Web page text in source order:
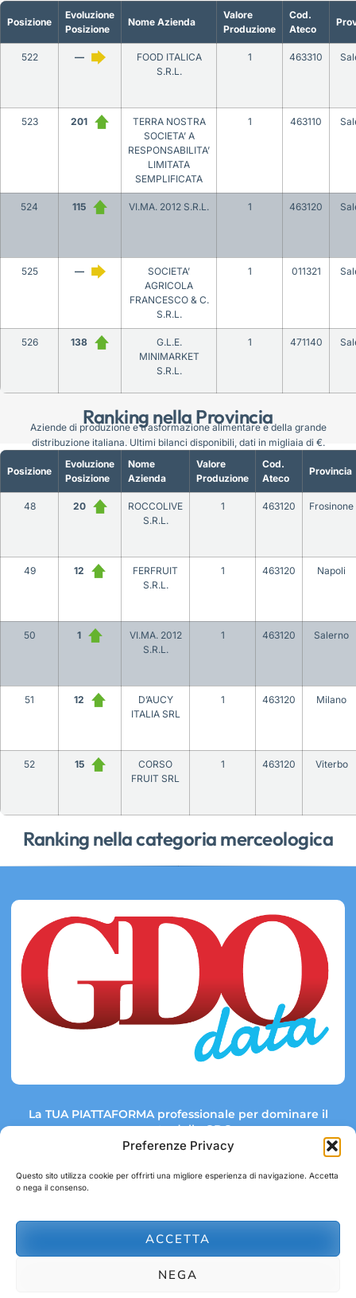
Preferenze Privacy
Questo sito utilizza cookie per offrirti una migliore esperienza di navigazione. Accetta
o nega il consenso.
ACCETTA
NEGA
Ranking nella Provincia
Posizione
Evoluzione
Posizione
Nome Azienda
Valore
Produzione
Cod.
Ateco
522 —
FOOD ITALICA
S.R.L.
1 463310
523 201
TERRA NOSTRA
SOCIETA’ A
RESPONSABILITA’
LIMITATA
SEMPLIFICATA
1 463110
524 115 VI.MA. 2012 S.R.L. 1 463120
525 —
SOCIETA’
AGRICOLA
FRANCESCO & C.
S.R.L.
1 011321
526 138
G.L.E.
MINIMARKET
S.R.L.
1 471140
Ranking nella categoria merceologica
Posizione
Evoluzione
Posizione
Nome
Azienda
Valore
Produzione
Cod.
Ateco
Provincia
48 20
ROCCOLIVE
S.R.L.
1 463120 Frosinone
49 12
FERFRUIT
S.R.L.
1 463120 Napoli
50 1
VI.MA. 2012
S.R.L.
1 463120 Salerno
51 12
D’AUCY
ITALIA SRL
1 463120 Milano
52 15
CORSO
FRUIT SRL
1 463120 Viterbo
Aziende di produzione e trasformazione alimentare e della grande
distribuzione italiana. Ultimi bilanci disponibili, dati in migliaia di €.
La TUA PIATTAFORMA professionale per dominare il
mercato della GDO.
Link rapidi:
abbonamenti@gdodata.it